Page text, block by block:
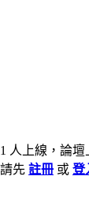
人上線，論
先 註冊 或 登